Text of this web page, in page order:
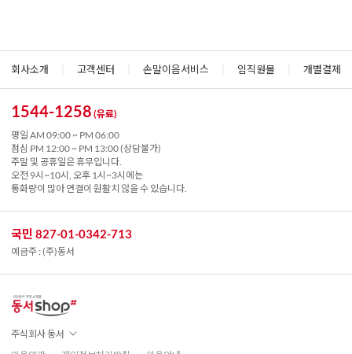
회사소개 고객센터 손말이음서비스 임직원몰 개별결제
1544-1258 (유료)
평일 AM 09:00 ~ PM 06:00
점심 PM 12:00 ~ PM 13:00 (상담불가)
주말 및 공휴일은 휴무입니다.
오전 9시~10시, 오후 1시~3시에는
통화량이 많아 연결이 원활치 않을 수 있습니다.
국민 827-01-0342-713
예금주 : (주)동서
주식회사 동서